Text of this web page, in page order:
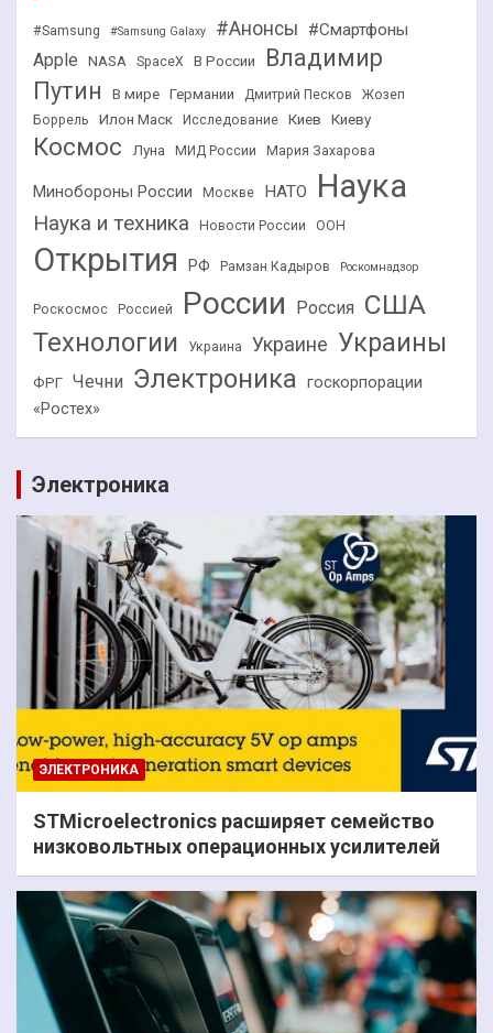
#Samsung #Samsung Galaxy #Анонсы #Смартфоны
Apple NASA SpaceX В России
Владимир
Путин
В мире Германии Дмитрий Песков
Жозеп
Боррель
Илон Маск Исследование Киев Киеву
Космос Луна МИД России Мария Захарова
Минобороны России Москве НАТО Наука
Наука и техника Новости России ООН
Открытия РФ Рамзан Кадыров Роскомнадзор
Роскосмос Россией России Россия США
Технологии Украина Украине Украины
ФРГ Чечни Электроника госкорпорации
«Ростех»
Электроника
ЭЛЕКТРОНИКА
STMicroelectronics расширяет семейство
низковольтных операционных усилителей